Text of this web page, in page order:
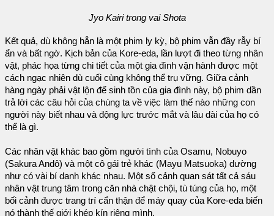
Jyo Kairi trong vai Shota
Kết quả, dù không hẳn là một phim ly kỳ, bộ phim vẫn đầy rẫy bí
ẩn và bất ngờ. Kịch bản của Kore-eda, lần lượt đi theo từng nhân
vật, phác họa từng chi tiết của một gia đình vận hành được một
cách ngạc nhiên dù cuối cùng không thể trụ vững. Giữa cảnh
hàng ngày phải vật lộn để sinh tồn của gia đình này, bộ phim dần
trả lời các câu hỏi của chúng ta về việc làm thế nào những con
người này biết nhau và động lực trước mắt và lâu dài của họ có
thể là gì.
Các nhân vật khác bao gồm người tình của Osamu, Nobuyo
(Sakura Andô) và một cô gái trẻ khác (Mayu Matsuoka) dường
như có vài bí danh khác nhau. Một số cảnh quan sát tất cả sáu
nhân vật trung tâm trong căn nhà chật chội, tù túng của họ, một
bối cảnh được trang trí cẩn thận để máy quay của Kore-eda biến
nó thành thế giới khép kín riêng mình.